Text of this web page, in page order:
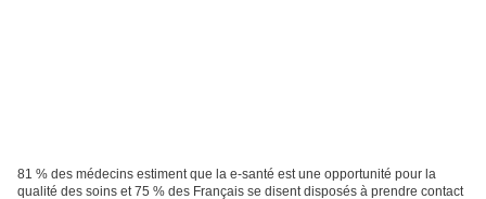
81 % des médecins estiment que la e-santé est une opportunité pour la
qualité des soins et 75 % des Français se disent disposés à prendre contact